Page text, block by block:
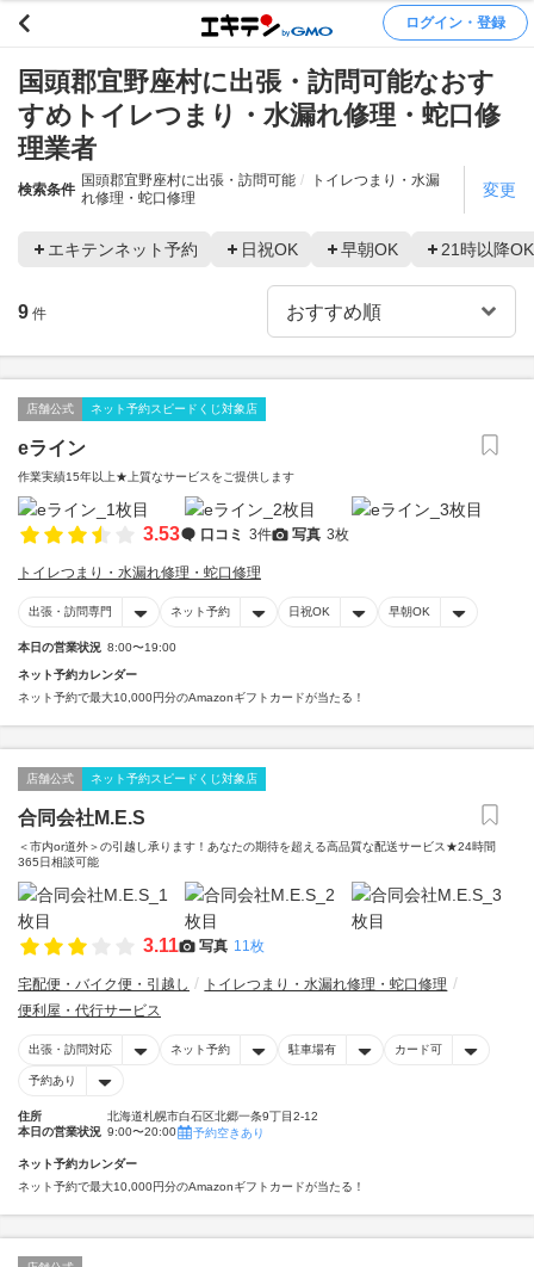
ログイン・登録
国頭郡宜野座村に出張・訪問可能なおす
すめトイレつまり・水漏れ修理・蛇口修
理業者
検索条件
国頭郡宜野座村に出張・訪問可能
トイレつまり・水漏
れ修理・蛇口修理
変更
エキテンネット予約 日祝OK 早朝OK 21時以降OK
9 件
店舗公式 ネット予約スピードくじ対象店
eライン
作業実績15年以上★上質なサービスをご提供します
3.53 口コミ 3件 写真 3枚
トイレつまり・水漏れ修理・蛇口修理
出張・訪問専門 ネット予約 日祝OK 早朝OK
本日の営業状況 8:00〜19:00
ネット予約カレンダー
ネット予約で最大10,000円分のAmazonギフトカードが当たる！
店舗公式 ネット予約スピードくじ対象店
合同会社M.E.S
＜市内or道外＞の引越し承ります！あなたの期待を超える高品質な配送サービス★24時間
365日相談可能
3.11 写真 11枚
宅配便・バイク便・引越し
トイレつまり・水漏れ修理・蛇口修理
便利屋・代行サービス
出張・訪問対応 ネット予約 駐車場有 カード可
予約あり
住所
北海道札幌市白石区北郷一条9丁目2-12
本日の営業状況 9:00〜20:00 予約空きあり
ネット予約カレンダー
ネット予約で最大10,000円分のAmazonギフトカードが当たる！